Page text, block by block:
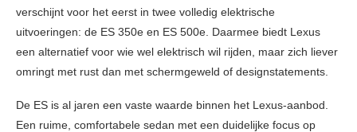
verschijnt voor het eerst in twee volledig elektrische
uitvoeringen: de ES 350e en ES 500e. Daarmee biedt Lexus
een alternatief voor wie wel elektrisch wil rijden, maar zich liever
omringt met rust dan met schermgeweld of designstatements.
De ES is al jaren een vaste waarde binnen het Lexus-aanbod.
Een ruime, comfortabele sedan met een duidelijke focus op